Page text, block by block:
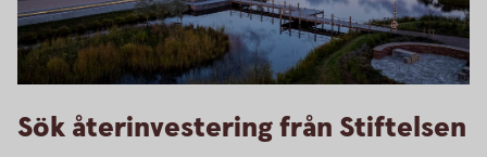
Sök återinvestering från Stiftelsen